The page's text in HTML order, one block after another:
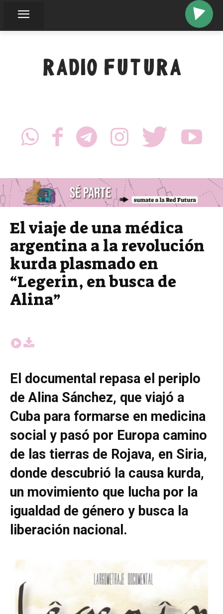
RADIO FUTURA
El viaje de una médica
argentina a la revolución
kurda plasmado en
“Legerin, en busca de
Alina”
El documental repasa el periplo
de Alina Sánchez, que viajó a
Cuba para formarse en medicina
social y pasó por Europa camino
de las tierras de Rojava, en Siria,
donde descubrió la causa kurda,
un movimiento que lucha por la
igualdad de género y busca la
liberación nacional.